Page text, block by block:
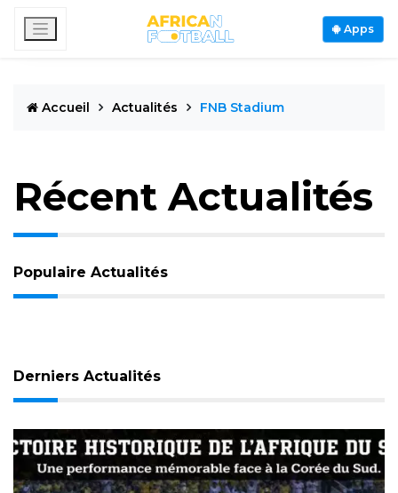
Apps
Accueil Actualités FNB Stadium
Récent Actualités
Populaire Actualités
Derniers Actualités